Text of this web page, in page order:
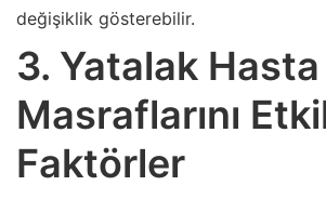
değişiklik gösterebilir.
3. Yatalak Hasta
Masraflarını
Faktörler